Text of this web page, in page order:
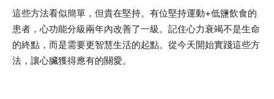
這些方法看似簡單，但貴在堅持。有位堅持運動+低鹽飲食的
患者，心功能分級兩年內改善了一級。記住心力衰竭不是生命
的終點，而是需要更智慧生活的起點。從今天開始實踐這些方
法，讓心臟獲得應有的關愛。